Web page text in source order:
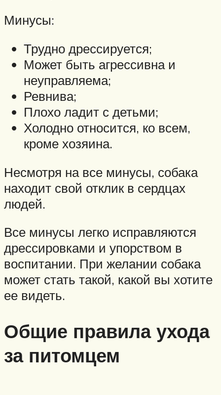
Минусы:
Трудно дрессируется;
Может быть агрессивна и
неуправляема;
Ревнива;
Плохо ладит с детьми;
Холодно относится, ко всем,
кроме хозяина.
Несмотря на все минусы, собака
находит свой отклик в сердцах
людей.
Все минусы легко исправляются
дрессировками и упорством в
воспитании. При желании собака
может стать такой, какой вы хотите
ее видеть.
Общие правила ухода
за питомцем